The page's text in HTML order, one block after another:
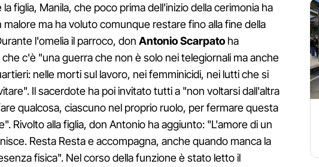
la figlia, Manila, che poco prima dell'inizio della cerimonia ha
malore ma ha voluto comunque restare fino alla fine della
l'omelia il parroco, don Antonio Scarpato ha
c'è "una guerra che non è solo nei telegiornali ma anche
nelle morti sul lavoro, nei femminicidi, nei lutti che si
Il sacerdote ha poi invitato tutti a "non voltarsi dall'altra
qualcosa, ciascuno nel proprio ruolo, per fermare questa
Rivolto alla figlia, don Antonio ha aggiunto: "L'amore di un
Resta Resta e accompagna, anche quando manca la
fisica". Nel corso della funzione è stato letto il